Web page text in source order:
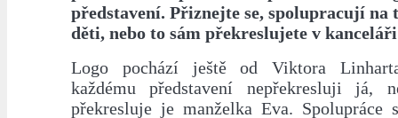
představení. Přiznejte se, spolupracují na
děti, nebo to sám překreslujete v
Logo pochází ještě od Viktora
každému představení nepřekresluji já,
překresluje je manželka Eva. Spolupráce